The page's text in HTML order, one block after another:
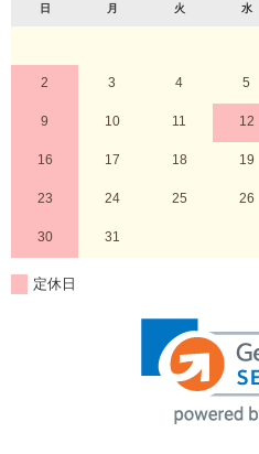
日 月 火 水
2 3 4 5
9 10 11 12
16 17 18 19
23 24 25 26
30 31
定休日